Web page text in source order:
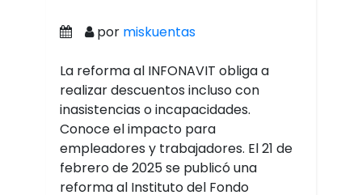
por miskuentas
La reforma al INFONAVIT obliga a
realizar descuentos incluso con
inasistencias o incapacidades.
Conoce el impacto para
empleadores y trabajadores. El 21 de
febrero de 2025 se publicó una
reforma al Instituto del Fondo